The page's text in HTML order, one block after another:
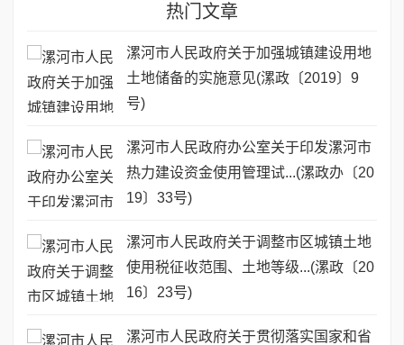
热门文章
漯河市人民政府关于加强城镇建设用地
土地储备的实施意见(漯政〔2019〕9
号)
漯河市人民政府办公室关于印发漯河市
热力建设资金使用管理试...(漯政办〔20
19〕33号)
漯河市人民政府关于调整市区城镇土地
使用税征收范围、土地等级...(漯政〔20
16〕23号)
漯河市人民政府关于贯彻落实国家和省